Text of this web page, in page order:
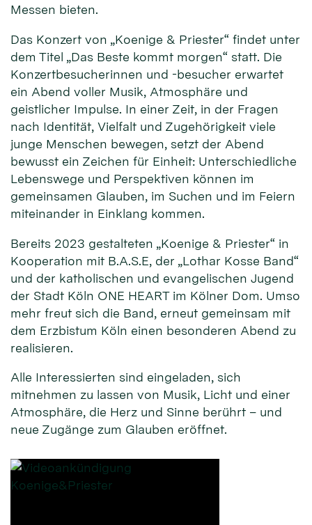
Messen bieten.
Das Konzert von „Koenige & Priester“ findet unter
dem Titel „Das Beste kommt morgen“ statt. Die
Konzertbesucherinnen und -besucher erwartet
ein Abend voller Musik, Atmosphäre und
geistlicher Impulse. In einer Zeit, in der Fragen
nach Identität, Vielfalt und Zugehörigkeit viele
junge Menschen bewegen, setzt der Abend
bewusst ein Zeichen für Einheit: Unterschiedliche
Lebenswege und Perspektiven können im
gemeinsamen Glauben, im Suchen und im Feiern
miteinander in Einklang kommen.
Bereits 2023 gestalteten „Koenige & Priester“ in
Kooperation mit B.A.S.E, der „Lothar Kosse Band“
und der katholischen und evangelischen Jugend
der Stadt Köln ONE HEART im Kölner Dom. Umso
mehr freut sich die Band, erneut gemeinsam mit
dem Erzbistum Köln einen besonderen Abend zu
realisieren.
Alle Interessierten sind eingeladen, sich
mitnehmen zu lassen von Musik, Licht und einer
Atmosphäre, die Herz und Sinne berührt – und
neue Zugänge zum Glauben eröffnet.